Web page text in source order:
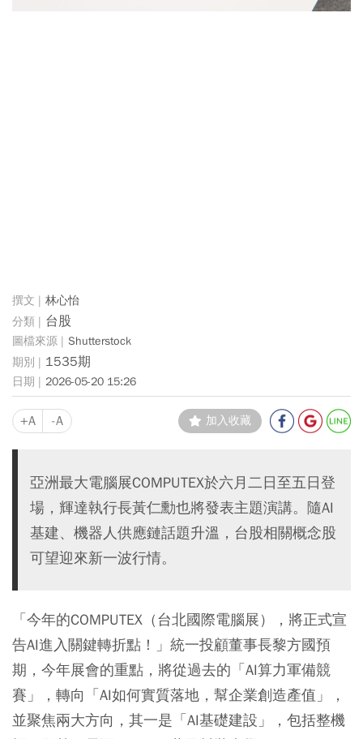
林心怡
台股
Shutterstock
1535期
2026-05-20 15:26
+A -A 加入收藏
亞洲最大電腦展COMPUTEX於六月二日至五日登
場，輝達執行長黃仁勳也將發表主題演講。隨AI
基建、機器人供應鏈話題升溫，台股相關概念股
可望迎來新一波行情。
「今年的COMPUTEX（台北國際電腦展），將正式宣
告AI進入關鍵轉折點！」統一投顧董事長黎方國預
期，今年展會的重點，將從過去的「AI算力軍備競
賽」，轉向「AI如何實質落地，幫企業創造產值」，
並聚焦兩大方向，其一是「AI基礎建設」，包括整機